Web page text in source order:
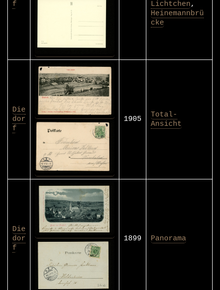
f Lichtchen,
Heinemannbrü
cke
Die
dor
f
1905
Total-
Ansicht
Die
dor
f
1899 Panorama